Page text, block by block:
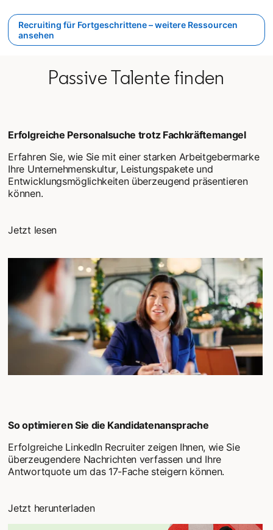
Recruiting für Fortgeschrittene – weitere Ressourcen
ansehen
Passive Talente finden
Erfolgreiche Personalsuche trotz Fachkräftemangel
Erfahren Sie, wie Sie mit einer starken Arbeitgebermarke
Ihre Unternehmenskultur, Leistungspakete und
Entwicklungsmöglichkeiten überzeugend präsentieren
können.
Jetzt lesen
So optimieren Sie die Kandidatenansprache
Erfolgreiche LinkedIn Recruiter zeigen Ihnen, wie Sie
überzeugendere Nachrichten verfassen und Ihre
Antwortquote um das 17-Fache steigern können.
Jetzt herunterladen